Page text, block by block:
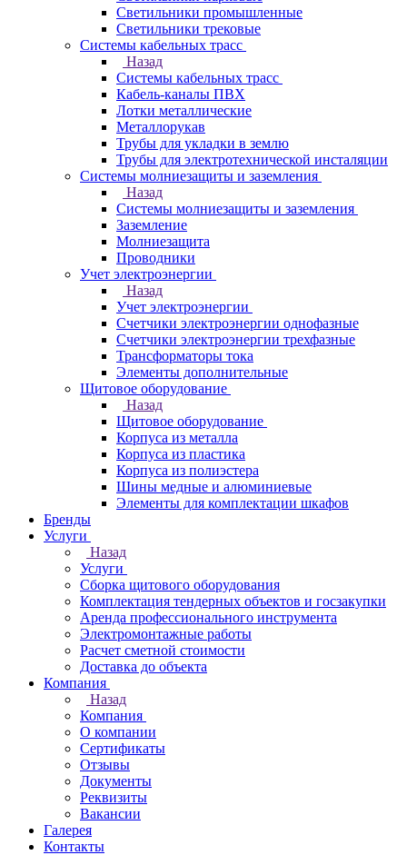
Светильники промышленные
Светильники трековые
Системы кабельных трасс
Назад
Системы кабельных трасс
Кабель-каналы ПВХ
Лотки металлические
Металлорукав
Трубы для укладки в землю
Трубы для электротехнической инсталяции
Системы молниезащиты и заземления
Назад
Системы молниезащиты и заземления
Заземление
Молниезащита
Проводники
Учет электроэнергии
Назад
Учет электроэнергии
Счетчики электроэнергии однофазные
Счетчики электроэнергии трехфазные
Трансформаторы тока
Элементы дополнительные
Щитовое оборудование
Назад
Щитовое оборудование
Корпуса из металла
Корпуса из пластика
Корпуса из полиэстера
Шины медные и алюминиевые
Элементы для комплектации шкафов
Бренды
Услуги
Назад
Услуги
Сборка щитового оборудования
Комплектация тендерных объектов и госзакупки
Аренда профессионального инструмента
Электромонтажные работы
Расчет сметной стоимости
Доставка до объекта
Компания
Назад
Компания
О компании
Сертификаты
Отзывы
Документы
Реквизиты
Вакансии
Галерея
Контакты